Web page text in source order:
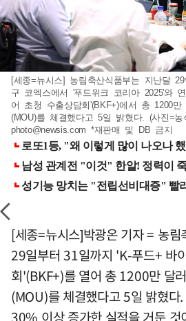
[세종=뉴시스] 농림축산식품부는 지난달
구 코엑스에서 '푸드위크 코리아 2025'와
어 초청 수출상담회'(BKF+)에서 총 1200
(MOU)를 체결했다고 5일 밝혔다. (사진=농
photo@newsis.com *재판매 및 DB 금지
[세종=뉴시스]박광온 기자 = 농
29일부터 31일까지 'K-푸드+ 바
회'(BKF+)를 열어 총 1200만 달
(MOU)를 체결했다고 5일 밝혔다
30% 이상 증가한 실적을 거둔 것